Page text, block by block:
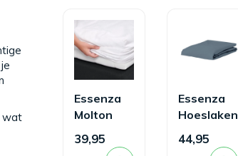
wat
Essenza
Molton
Hoeslaken
39,95
Essenza
Hoeslaken
Minte
Denim
44,95